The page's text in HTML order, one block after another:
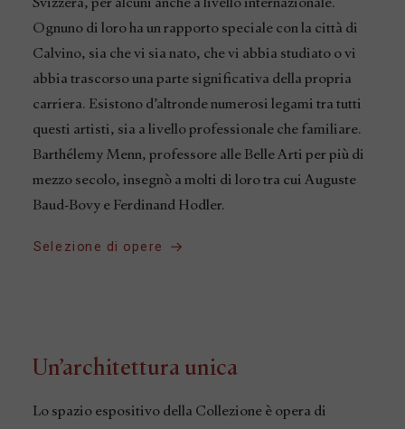
Svizzera, per alcuni anche a livello internazionale.
Ognuno di loro ha un rapporto speciale con la città di
Calvino, sia che vi sia nato, che vi abbia studiato o vi
abbia trascorso una parte significativa della propria
carriera. Esistono d’altronde numerosi legami tra tutti
questi artisti, sia a livello professionale che familiare.
Barthélemy Menn, professore alle Belle Arti per più di
mezzo secolo, insegnò a molti di loro tra cui Auguste
Baud-Bovy e Ferdinand Hodler.
Selezione di opere
Un’architettura unica
Lo spazio espositivo della Collezione è opera di